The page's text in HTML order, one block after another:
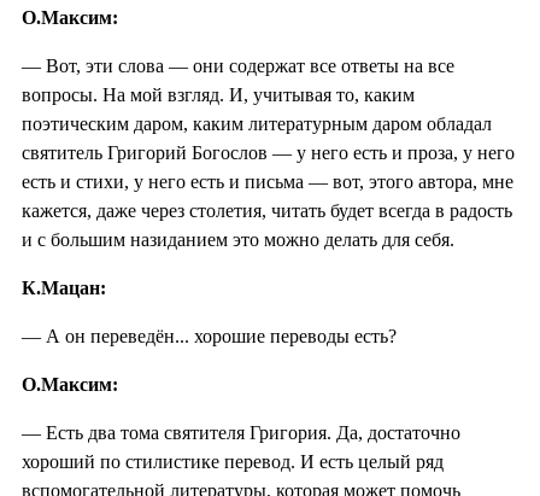
О.Максим:
— Вот, эти слова — они содержат все ответы на все
вопросы. На мой взгляд. И, учитывая то, каким
поэтическим даром, каким литературным даром обладал
святитель Григорий Богослов — у него есть и проза, у него
есть и стихи, у него есть и письма — вот, этого автора, мне
кажется, даже через столетия, читать будет всегда в радость
и с большим назиданием это можно делать для себя.
К.Мацан:
— А он переведён... хорошие переводы есть?
О.Максим:
— Есть два тома святителя Григория. Да, достаточно
хороший по стилистике перевод. И есть целый ряд
вспомогательной литературы, которая может помочь